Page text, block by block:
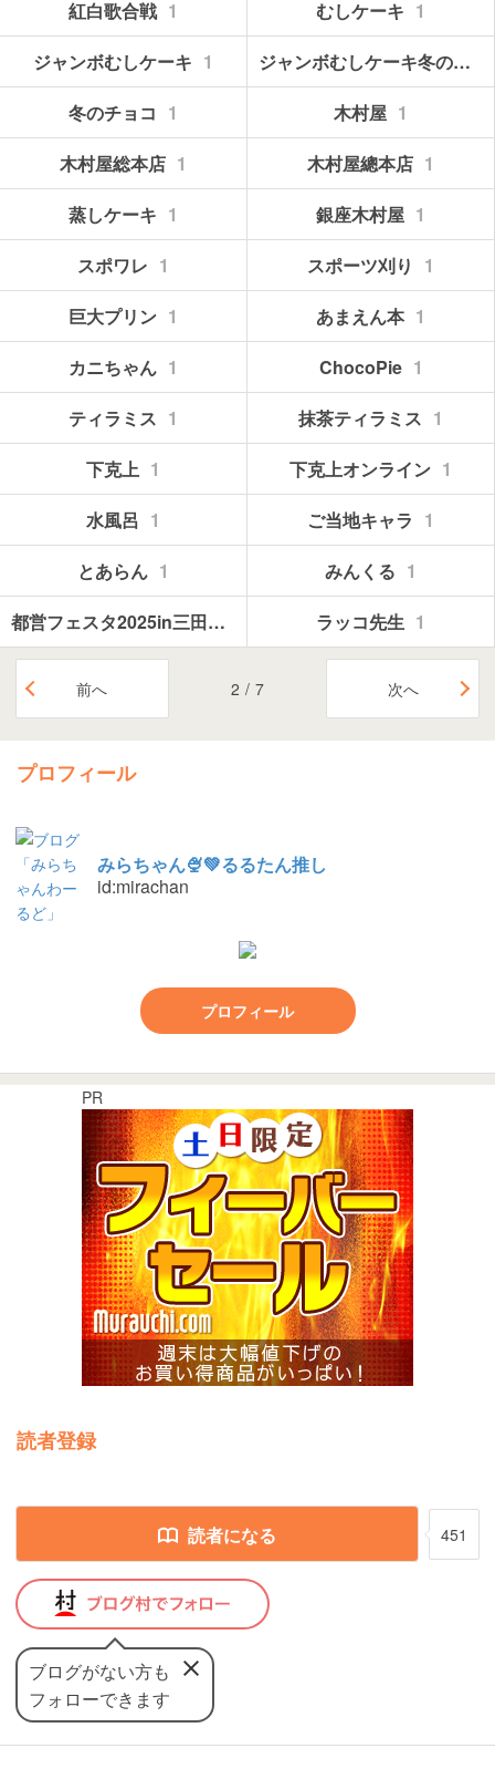
紅白歌合戦 1 むしケーキ 1
ジャンボむしケーキ 1
ジャンボむしケーキ冬のチョコ
冬のチョコ 1 木村屋 1
木村屋総本店 1 木村屋總本店 1
蒸しケーキ 1 銀座木村屋 1
スポワレ 1 スポーツ刈り
1
巨大プリン 1 あまえん本 1
カニちゃん 1 ChocoPie 1
ティラミス 1 抹茶ティラミス 1
下克上 1 下克上オンライン 1
水風呂 1 ご当地キャラ 1
とあらん 1 みんくる 1
都営フェスタ2025in三田線
ラッコ先生 1
前へ 2 / 7 次へ
プロフィール
みらちゃん🍨💚るるたん推し
id:mirachan
プロフィール
PR
読者登録
読者になる 451
ブログがない方も
フォローできます